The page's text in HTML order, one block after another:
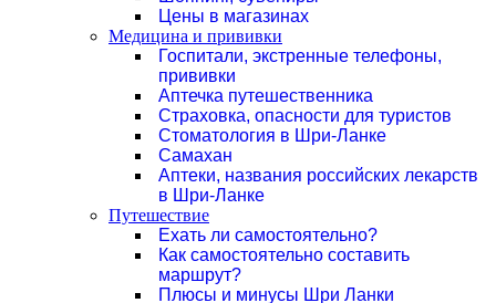
Цены в магазинах
Медицина и прививки
Госпитали, экстренные телефоны,
прививки
Аптечка путешественника
Страховка, опасности для туристов
Стоматология в Шри-Ланке
Самахан
Аптеки, названия российских лекарств
в Шри-Ланке
Путешествие
Ехать ли самостоятельно?
Как самостоятельно составить
маршрут?
Плюсы и минусы Шри Ланки